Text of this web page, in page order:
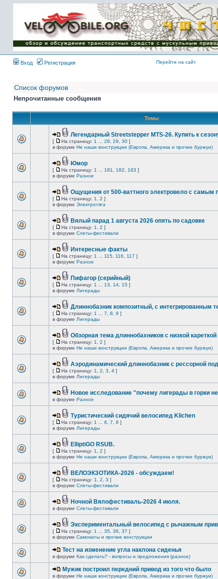
Имя пользователя:
Пароль:
{ LOG_ME_IN_SHORT
}
Вход
Регистрация Перейти на сайт
Список форумов
Непрочитанные сообщения
Темы
Легендарный Streetstepper MTS-26. Купить к
[ На страницу: 1 28 29 30 ]
в форуме Не наши конструкции (Европа, Америка и прочие буржуи)
Юмор
[ На страницу: 1 181 182 183 ]
в форуме Разное
Ощущения от 500-ваттного электровело с самым
[ На страницу: 1 2 ]
в форуме Электротяга
Вялый парад 1 августа 2026 опять по садовке
[ На страницу: 1 2 ]
в форуме Слеты-фестивали
Интересные факты
[ На страницу: 1 115 116 117 ]
в форуме Разное
Пифагор (серийный)
[ На страницу: 1 13 14 15 ]
в форуме Лигерады
Длиннобазник композитный, с интегрированным
[ На страницу: 1 7 8 9 ]
в форуме Лигерады
Обзорная тема длиннобахников с низкой кареткой
[ На страницу: 1 2 ]
в форуме Не наши конструкции (Европа, Америка и прочие буржуи)
Аэродинамический длиннобазник с рессорной
[ На страницу: 1 2 3 4 ]
в форуме Лигерады
Новое исследование "почему лигерады в горки
в форуме Разное
Туристический сидячий велосипед Klichen
[ На страницу: 1 6 7 8 ]
в форуме Лигерады
ElliptiGO RSUB.
[ На страницу: 1 2 ]
в форуме Не наши конструкции (Европа, Америка и прочие буржуи)
ВЕЛОЭКЗОТИКА-2026 - обсуждаем!
[ На страницу: 1 2 3 ]
в форуме Слеты-фестивали
Ночной Вялофестиваль-2026 4 июля.
в форуме Слеты-фестивали
Экспериментальный велосипед с рычажным
[ На страницу: 1 35 36 37 ]
в форуме Самокаты и прочие конструкции
Тест на изменение угла наклона сиденья
в форуме Как сделать? - вопросы и предложения (разное)
Мужик построил передний привод из того что было
в форуме Не наши конструкции (Европа, Америка и прочие буржуи)